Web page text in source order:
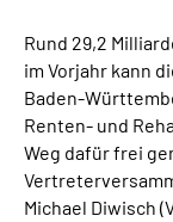
Leichte
Suche
Rund 29,2
im Vorjahr kann
Baden-
Renten- und
Weg dafür frei
Michael Diwisch